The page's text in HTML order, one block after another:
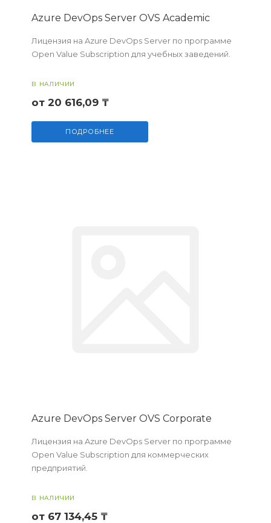
Azure DevOps Server OVS Academic
Лицензия на Azure DevOps Server по программе
Open Value Subscription для учебных заведений.
В НАЛИЧИИ
от 20 616,09 ₸
ПОДРОБНЕЕ
Azure DevOps Server OVS Corporate
Лицензия на Azure DevOps Server по программе
Open Value Subscription для коммерческих
предприятий.
В НАЛИЧИИ
от 67 134,45 ₸